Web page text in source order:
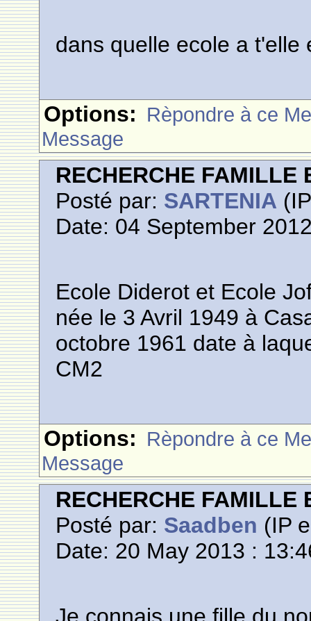
dans quelle ecole a t'elle
Options: Rèpondre à ce
Message
RECHERCHE FAMILLE
Posté par: SARTENIA
Date: 04 September
Ecole Diderot et Ecole
née le 3 Avril 1949 à
octobre 1961 date à
CM2
Options: Rèpondre à ce
Message
RECHERCHE FAMILLE
Posté par: Saadben (IP
Date: 20 May 2013 :